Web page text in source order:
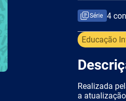
Série 4
Educação
Realizada
a